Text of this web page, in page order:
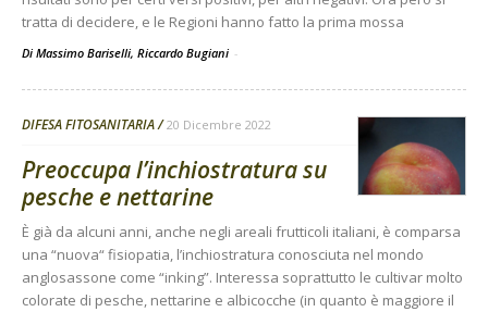
tratta di decidere, e le Regioni hanno fatto la prima mossa
Di Massimo Bariselli, Riccardo Bugiani -
DIFESA FITOSANITARIA 20 Dicembre 2022
Preoccupa l’inchiostratura su
pesche e nettarine
È già da alcuni anni, anche negli areali frutticoli italiani, è comparsa
una “nuova“ fisiopatia, l’inchiostratura conosciuta nel mondo
anglosassone come “inking”. Interessa soprattutto le cultivar molto
colorate di pesche, nettarine e albicocche (in quanto è maggiore il